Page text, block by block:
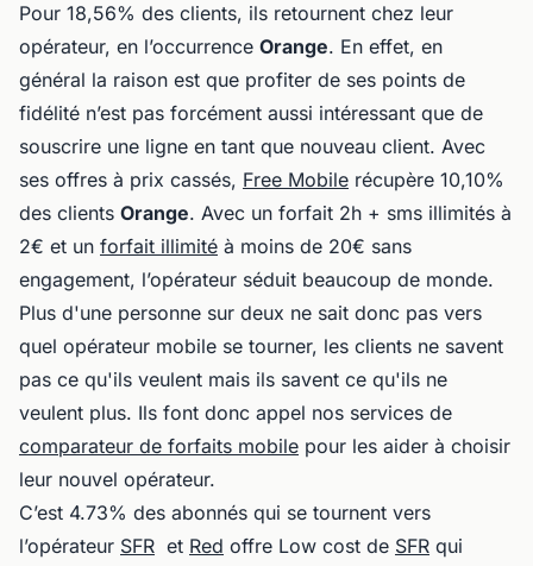
Pour 18,56% des clients, ils retournent chez leur
opérateur, en l’occurrence Orange. En effet, en
général la raison est que profiter de ses points de
fidélité n’est pas forcément aussi intéressant que de
souscrire une ligne en tant que nouveau client. Avec
ses offres à prix cassés, Free Mobile récupère 10,10%
des clients Orange. Avec un forfait 2h + sms illimités à
2€ et un forfait illimité à moins de 20€ sans
engagement, l’opérateur séduit beaucoup de monde.
Plus d'une personne sur deux ne sait donc pas vers
quel opérateur mobile se tourner, les clients ne savent
pas ce qu'ils veulent mais ils savent ce qu'ils ne
veulent plus. Ils font donc appel nos services de
comparateur de forfaits mobile pour les aider à choisir
leur nouvel opérateur.
C’est 4.73% des abonnés qui se tournent vers
l’opérateur SFR et Red offre Low cost de SFR qui